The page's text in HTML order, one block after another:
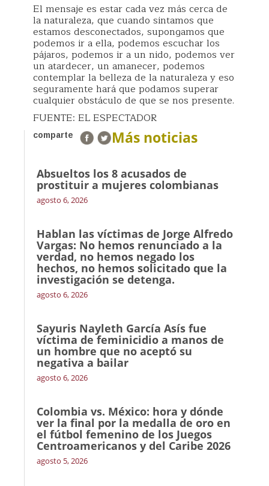
El mensaje es estar cada vez más cerca de
la naturaleza, que cuando sintamos que
estamos desconectados, supongamos que
podemos ir a ella, podemos escuchar los
pájaros, podemos ir a un nido, podemos ver
un atardecer, un amanecer, podemos
contemplar la belleza de la naturaleza y eso
seguramente hará que podamos superar
cualquier obstáculo de que se nos presente.
FUENTE: EL ESPECTADOR
comparte Más noticias
Absueltos los 8 acusados de
prostituir a mujeres colombianas
agosto 6, 2026
Hablan las víctimas de Jorge Alfredo
Vargas: No hemos renunciado a la
verdad, no hemos negado los
hechos, no hemos solicitado que la
investigación se detenga.
agosto 6, 2026
Sayuris Nayleth García Asís fue
víctima de feminicidio a manos de
un hombre que no aceptó su
negativa a bailar
agosto 6, 2026
Colombia vs. México: hora y dónde
ver la final por la medalla de oro en
el fútbol femenino de los Juegos
Centroamericanos y del Caribe 2026
agosto 5, 2026